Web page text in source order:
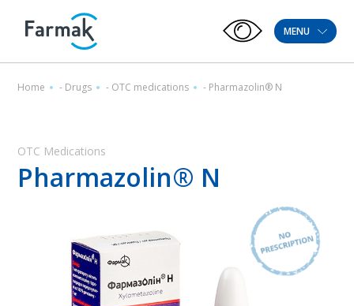
MENU
Home - Drugs - OTC medications - Pharmazolin® N
OTC Medications
Pharmazolin® N